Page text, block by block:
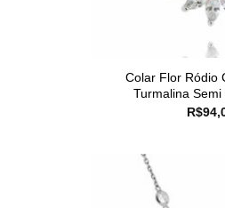
Colar Flor Ródio
Turmalina
R$